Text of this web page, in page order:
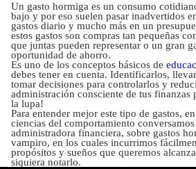
Un gasto hormiga es un consumo
bajo y por eso suelen pasar inadvertidos
gastos diario y mucho más en un
estos gastos son compras tan pequeñas
que juntas pueden representar o un gran
oportunidad de ahorro.
Es uno de los conceptos básicos de
debes tener en cuenta. Identificarlos,
tomar decisiones para controlarlos y
administración consciente de tus finanzas
la lupa!
Para entender mejor este tipo de gastos,
ciencias del comportamiento
administradora financiera, sobre gastos
vampiro, en los cuales incurrimos
propósitos y sueños que queremos
siquiera notarlo.